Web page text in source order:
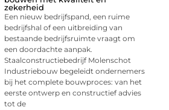
zekerheid
Een nieuw bedrijfspand, een ruime
bedrijfshal of een uitbreiding van
bestaande bedrijfsruimte vraagt om
een doordachte aanpak.
Staalconstructiebedrijf Molenschot
Industriebouw begeleidt ondernemers
bij het complete bouwproces: van het
eerste ontwerp en constructief advies
tot de